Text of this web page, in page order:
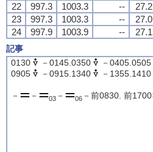
22
997.3 1003.3 -- 27.2
23
997.3 1003.3 -- 27.0
24
997.9 1003.9 -- 27.1
記事
0130
－0145.0350 －0405.0505
0905
－0915.1340 －1355.1410
－ － 03－ 06－前0830. 前1700